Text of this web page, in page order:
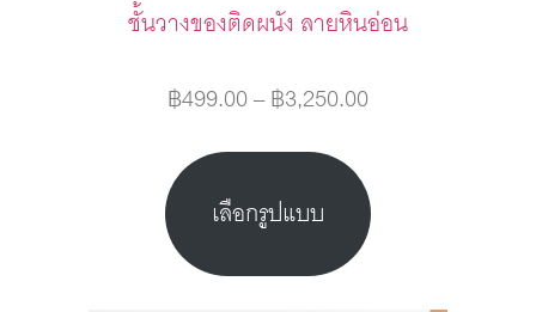
ชั้นวางของติดผนัง ลายหินอ่อน
฿499.00–฿3,250.00
เลือกรูปแบบ